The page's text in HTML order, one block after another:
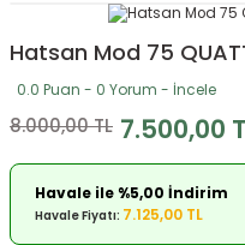
Mermisi
Tabure
Hatsan Mod 75
0.0 Puan - 0 Yorum - İncele
8.000,00 TL 7.500,00
Havale ile %5,00 İndirim
Havale Fiyatı: 7.125,00 TL